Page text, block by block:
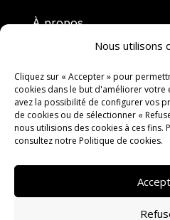
Nous utilisons
Cliquez sur « Accepter » pour
cookies dans le but d'améliorer votre
avez la possibilité de configurer vos
de cookies ou de sélectionner «
nous utilisions des cookies à ces fins.
consultez notre Politique de cookies.
À propos
Questions fréquentes
Charte qualité
Travailler avec nous